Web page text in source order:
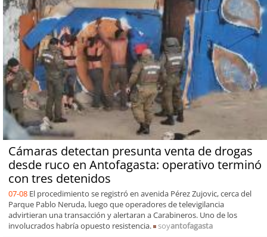
Cámaras detectan presunta venta de drogas
desde ruco en Antofagasta: operativo terminó
con tres detenidos
07-08 El procedimiento se registró en avenida Pérez Zujovic, cerca del
Parque Pablo Neruda, luego que operadores de televigilancia
advirtieran una transacción y alertaran a Carabineros. Uno de los
involucrados habría opuesto resistencia.
soyantofagasta